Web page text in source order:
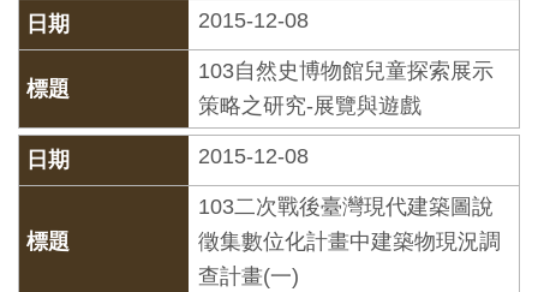
動
出
版
文
2015-12-08
103自然史博物館兒童探索展示
策略之研究-展覽與遊戲
2015-12-08
103二次戰後臺灣現代建築圖說
徵集數位化計畫中建築物現況調
查計畫(一)